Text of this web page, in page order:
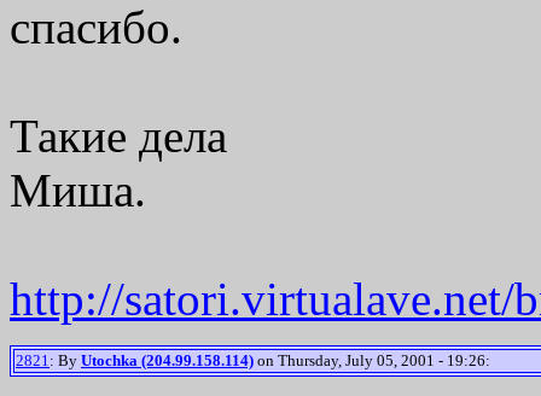
спасибо.
Такие дела
Миша.
http://satori.virtualave.net/
2821: By Utochka (204.99.158.114) on Thursday, July 05, 2001 - 19:26: